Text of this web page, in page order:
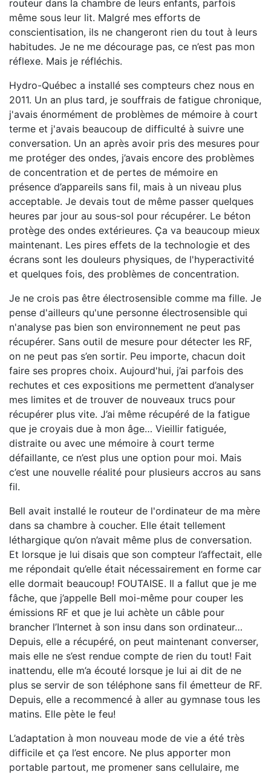
routeur dans la chambre de leurs enfants, parfois
même sous leur lit. Malgré mes efforts de
conscientisation, ils ne changeront rien du tout à leurs
habitudes. Je ne me décourage pas, ce n’est pas mon
réflexe. Mais je réfléchis.
Hydro-Québec a installé ses compteurs chez nous en
2011. Un an plus tard, je souffrais de fatigue chronique,
j'avais énormément de problèmes de mémoire à court
terme et j'avais beaucoup de difficulté à suivre une
conversation. Un an après avoir pris des mesures pour
me protéger des ondes, j’avais encore des problèmes
de concentration et de pertes de mémoire en
présence d’appareils sans fil, mais à un niveau plus
acceptable. Je devais tout de même passer quelques
heures par jour au sous-sol pour récupérer. Le béton
protège des ondes extérieures. Ça va beaucoup mieux
maintenant. Les pires effets de la technologie et des
écrans sont les douleurs physiques, de l'hyperactivité
et quelques fois, des problèmes de concentration.
Je ne crois pas être électrosensible comme ma fille. Je
pense d'ailleurs qu'une personne électrosensible qui
n'analyse pas bien son environnement ne peut pas
récupérer. Sans outil de mesure pour détecter les RF,
on ne peut pas s’en sortir. Peu importe, chacun doit
faire ses propres choix. Aujourd'hui, j’ai parfois des
rechutes et ces expositions me permettent d’analyser
mes limites et de trouver de nouveaux trucs pour
récupérer plus vite. J’ai même récupéré de la fatigue
que je croyais due à mon âge… Vieillir fatiguée,
distraite ou avec une mémoire à court terme
défaillante, ce n’est plus une option pour moi. Mais
c’est une nouvelle réalité pour plusieurs accros au sans
fil.
Bell avait installé le routeur de l'ordinateur de ma mère
dans sa chambre à coucher. Elle était tellement
léthargique qu’on n’avait même plus de conversation.
Et lorsque je lui disais que son compteur l’affectait, elle
me répondait qu’elle était nécessairement en forme car
elle dormait beaucoup! FOUTAISE. Il a fallut que je me
fâche, que j’appelle Bell moi-même pour couper les
émissions RF et que je lui achète un câble pour
brancher l’Internet à son insu dans son ordinateur…
Depuis, elle a récupéré, on peut maintenant converser,
mais elle ne s’est rendue compte de rien du tout! Fait
inattendu, elle m’a écouté lorsque je lui ai dit de ne
plus se servir de son téléphone sans fil émetteur de RF.
Depuis, elle a recommencé à aller au gymnase tous les
matins. Elle pète le feu!
L’adaptation à mon nouveau mode de vie a été très
difficile et ça l’est encore. Ne plus apporter mon
portable partout, me promener sans cellulaire, me